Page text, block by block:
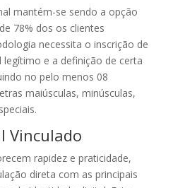
mantém-se sendo a opção
78% dos os clientes
necessita o inscrição de
legítimo e a definição de certa
no pelo menos 08
maiúsculas, minúsculas,
Vinculado
rapidez e praticidade,
direta com as principais